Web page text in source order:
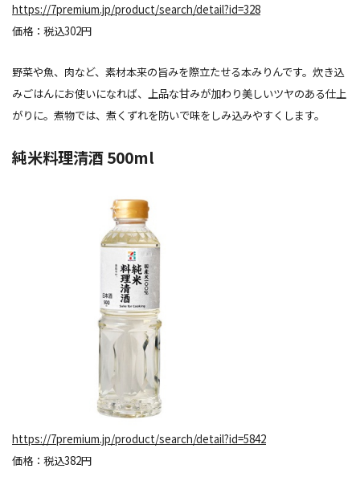
https://7premium.jp/product/search/detail?id=328
価格：税込302円
野菜や魚、肉など、素材本来の旨みを際立たせる本みりんです。炊き込
みごはんにお使いになれば、上品な甘みが加わり美しいツヤのある仕上
がりに。煮物では、煮くずれを防いで味をしみ込みやすくします。
純米料理清酒 500ml
https://7premium.jp/product/search/detail?id=5842
価格：税込382円